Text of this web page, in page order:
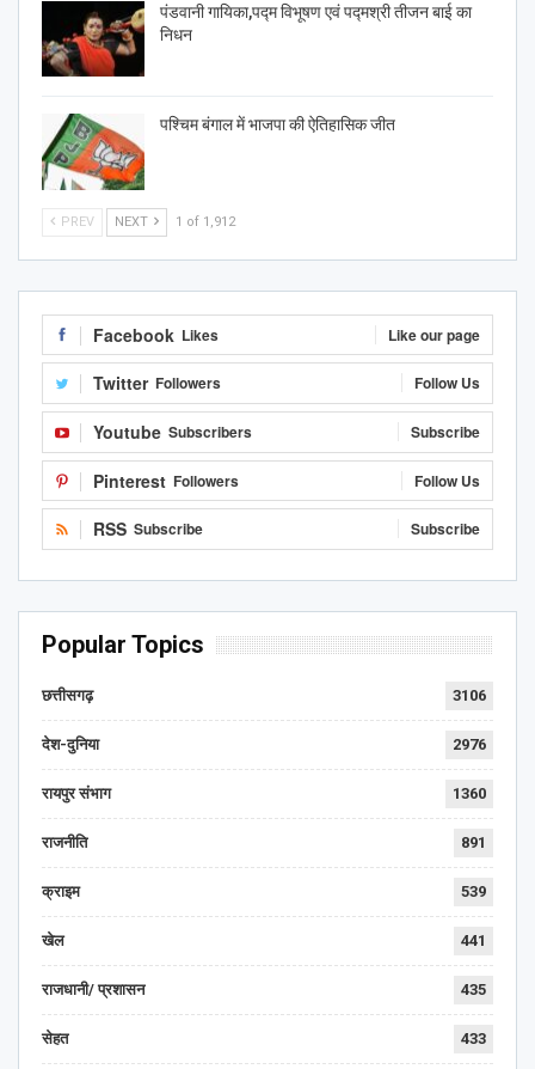
पंडवानी गायिका,पद्म विभूषण एवं पद्मश्री तीजन बाई का
निधन
पश्चिम बंगाल में भाजपा की ऐतिहासिक जीत
PREV NEXT 1 of 1,912
Facebook Likes Like our page
Twitter Followers Follow Us
Youtube Subscribers Subscribe
Pinterest Followers Follow Us
RSS Subscribe Subscribe
Popular Topics
छत्तीसगढ़ 3106
देश-दुनिया 2976
रायपुर संभाग 1360
राजनीति 891
क्राइम 539
खेल 441
राजधानी/ प्रशासन 435
सेहत 433